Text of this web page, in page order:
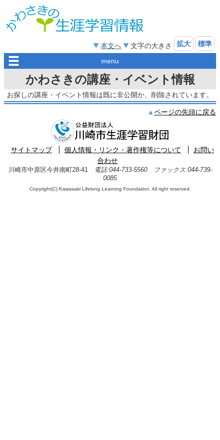
本文へ 文字の大きさ 拡大 標準
menu
かわさきの講座・イベント情報
お探しの講座・イベント情報は既に非公開か、削除されています。
ページの先頭に戻る
サイトマップ 個人情報・リンク・著作権等について
お問い
合わせ
川崎市中原区今井南町28-41
電話:044-733-5560 ファックス:044-739-
0085
Copyright(C) Kawasaki Lifelong Learning Foundation. All right reserved.